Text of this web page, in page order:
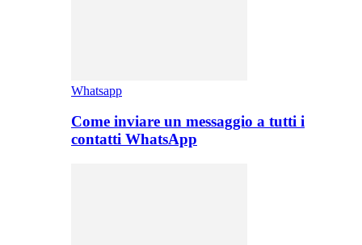
Whatsapp
Come inviare un messaggio a tutti i
contatti WhatsApp